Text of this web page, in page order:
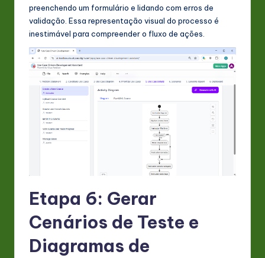
preenchendo um formulário e lidando com erros de
validação. Essa representação visual do processo é
inestimável para compreender o fluxo de ações.
Etapa 6: Gerar
Cenários de Teste e
Diagramas de